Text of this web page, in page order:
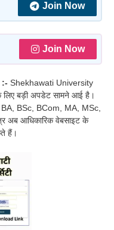
Join Now
Join Now
:- Shekhawati University
लिए बड़ी अपडेट सामने आई है।
ने BA, BSc, BCom, MA, MSc,
अब आधिकारिक वेबसाइट के
हैं।